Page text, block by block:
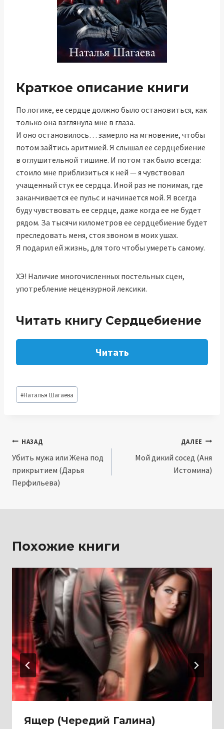
Краткое описание книги
По логике, ее сердце должно было остановиться, как
только она взглянула мне в глаза.
И оно остановилось… замерло на мгновение, чтобы
потом зайтись аритмией. Я слышал ее сердцебиение
в оглушительной тишине. И потом так было всегда:
стоило мне приблизиться к ней — я чувствовал
учащенный стук ее сердца. Иной раз не понимая, где
заканчивается ее пульс и начинается мой. Я всегда
буду чувствовать ее сердце, даже когда ее не будет
рядом. За тысячи километров ее сердцебиение будет
преследовать меня, стоя звоном в моих ушах.
Я подарил ей жизнь, для того чтобы умереть самому.
ХЭ! Наличие многочисленных постельных сцен,
употребление нецензурной лексики.
Читать книгу Сердцебиение
Читать
Метки
записи:
#Наталья Шагаева
Навигация
по
записям
НАЗАД
Убить мужа или Жена под
прикрытием (Дарья
Перфильева)
ДАЛЕЕ
Мой дикий сосед (Аня
Истомина)
Похожие книги
Ящер (Чередий Галина)